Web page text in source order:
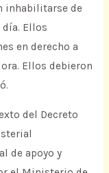
inhabilitarse de
Ellos
en derecho a
Ellos debieron
del Decreto
de apoyo y